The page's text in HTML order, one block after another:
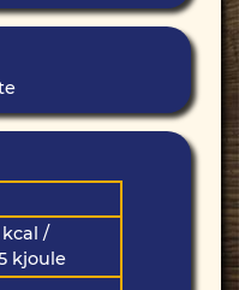
kcal /
kjoule